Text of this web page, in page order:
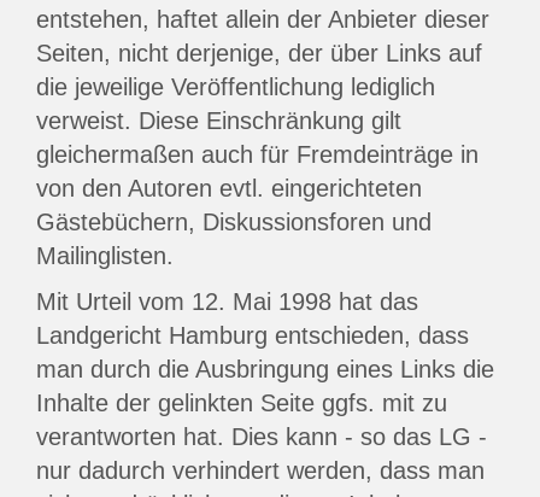
entstehen, haftet allein der Anbieter dieser
Seiten, nicht derjenige, der über Links auf
die jeweilige Veröffentlichung lediglich
verweist. Diese Einschränkung gilt
gleichermaßen auch für Fremdeinträge in
von den Autoren evtl. eingerichteten
Gästebüchern, Diskussionsforen und
Mailinglisten.
Mit Urteil vom 12. Mai 1998 hat das
Landgericht Hamburg entschieden, dass
man durch die Ausbringung eines Links die
Inhalte der gelinkten Seite ggfs. mit zu
verantworten hat. Dies kann - so das LG -
nur dadurch verhindert werden, dass man